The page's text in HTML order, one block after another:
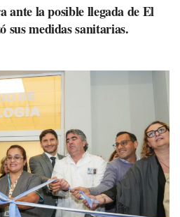
ante la posible llegada de El
medidas sanitarias.